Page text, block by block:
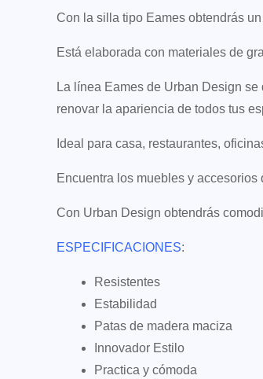
Con la silla tipo Eames obtendrás
Está elaborada con materiales de
La línea Eames de Urban Design
renovar la apariencia de todos tus
Ideal para casa, restaurantes,
Encuentra los muebles y
Con Urban Design obtendrás
ESPECIFICACIONES:
Resistentes
Estabilidad
Patas de madera maciza
Innovador Estilo
Practica y cómoda